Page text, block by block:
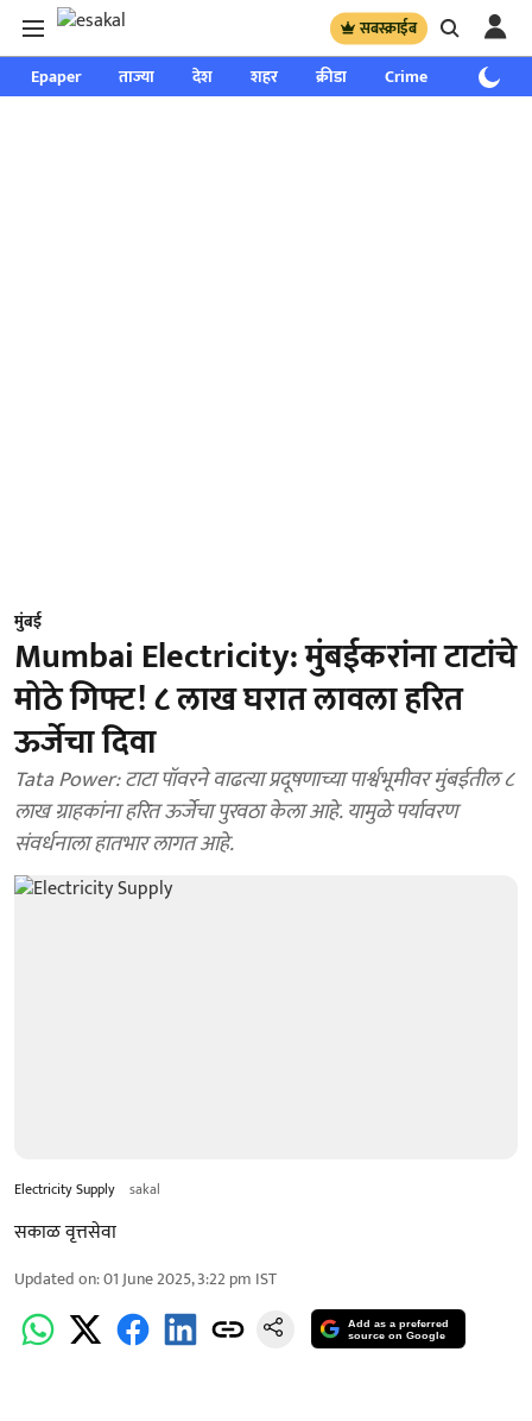
सबस्क्राईब
Epaper ताज्या देश शहर क्रीडा Crime साप्ताहिक
मुंबई
Mumbai Electricity: मुंबईकरांना टाटांचे
मोठे गिफ्ट! ८ लाख घरात लावला हरित
ऊर्जेचा दिवा
Tata Power: टाटा पॉवरने वाढत्या प्रदूषणाच्या पार्श्वभूमीवर मुंबईतील ८
लाख ग्राहकांना हरित ऊर्जेचा पुरवठा केला आहे. यामुळे पर्यावरण
संवर्धनाला हातभार लागत आहे.
Electricity Supply sakal
सकाळ वृत्तसेवा
Updated on:01 June 2025, 3:22 pm IST
Add as a preferred
source on Google